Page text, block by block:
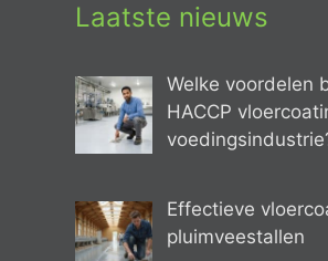
Laatste nieuws
Welke voordelen
HACCP
Effectieve
pluimveestallen